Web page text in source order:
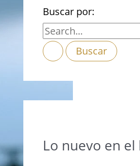
Buscar por:
Lo nuevo en el